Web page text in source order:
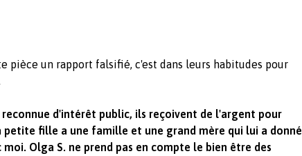
pièce un rapport falsifié, c'est dans leurs habitudes pour
reconnue d'intérêt public, ils reçoivent de l'argent pour
petite fille a une famille et une grand mère qui lui a donné
Olga S. ne prend pas en compte le bien être des